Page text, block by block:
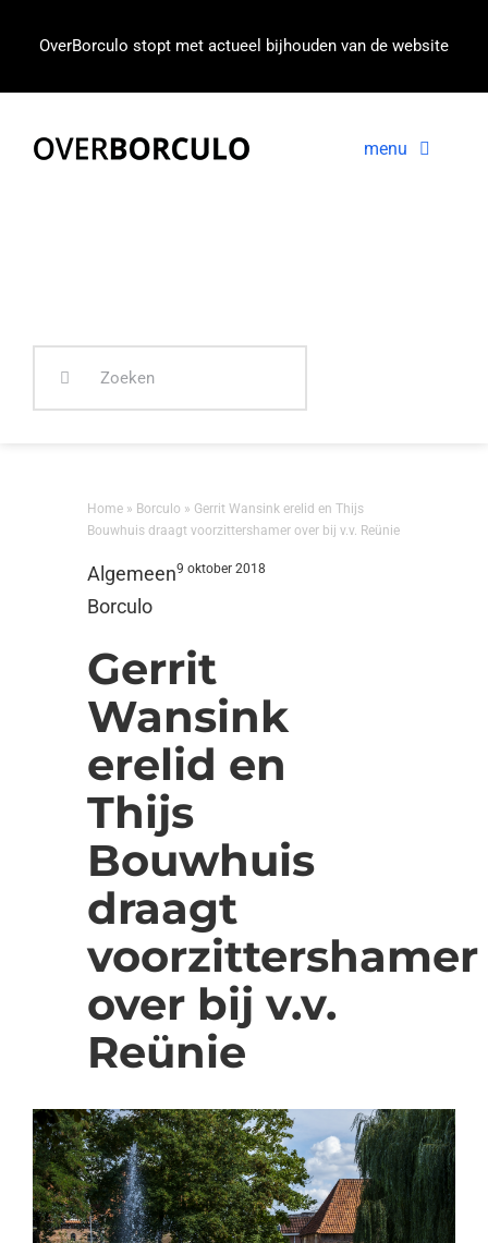
OverBorculo stopt met actueel bijhouden van de website
menu
Home » Borculo » Gerrit Wansink erelid en Thijs
Bouwhuis draagt voorzittershamer over bij v.v. Reünie
Algemeen
Borculo
9 oktober 2018
Gerrit
Wansink
erelid en
Thijs
Bouwhuis
draagt
voorzittershamer
over bij v.v.
Reünie